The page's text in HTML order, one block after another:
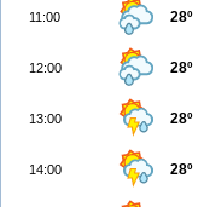
11:00 28º
12:00 28º
13:00 28º
14:00 28º